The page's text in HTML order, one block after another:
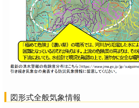
図形式全般気象情報